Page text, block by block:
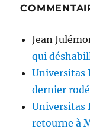
Jean
qui
Universitas
dernier
Universitas
retourne à